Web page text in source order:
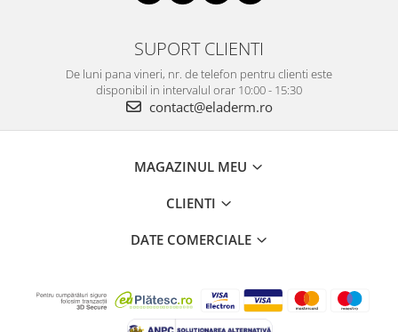
SUPORT CLIENTI
De luni pana vineri, nr. de telefon pentru clienti este
disponibil in intervalul orar 10:00 - 15:30
contact@eladerm.ro
MAGAZINUL MEU
CLIENTI
DATE COMERCIALE